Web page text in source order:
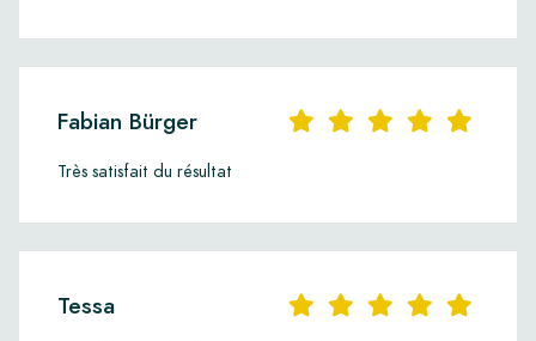
Fabian Bürger
Très satisfait du résultat
Tessa